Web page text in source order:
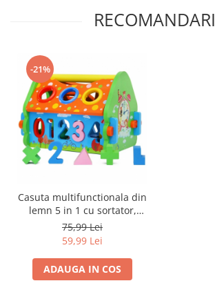
RECOMANDARI
-21%
Casuta multifunctionala din
lemn 5 in 1 cu sortator,
multicolor
75,99 Lei
59,99 Lei
ADAUGA IN COS